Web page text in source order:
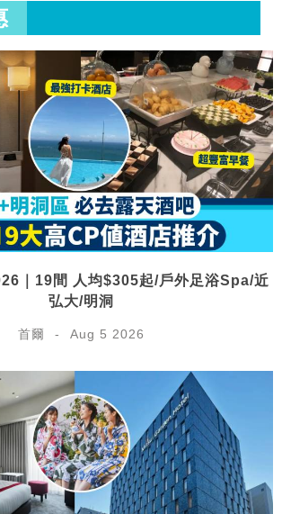
｜19間 人均$305起/戶外足浴Spa/近
弘大/明洞
首爾 Aug 5 2026